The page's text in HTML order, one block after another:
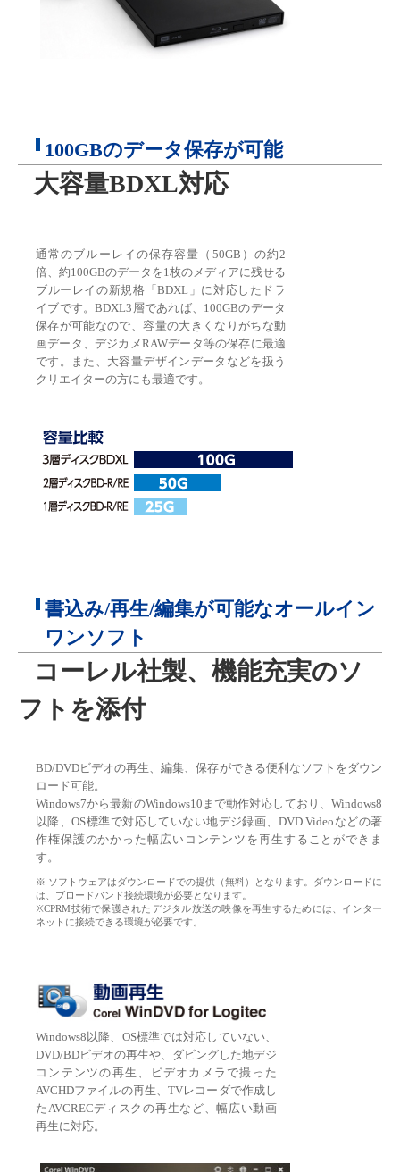
100GBのデータ保存が可能
大容量BDXL対応
通常のブルーレイの保存容量（50GB）の約2
倍、約100GBのデータを1枚のメディアに残せる
ブルーレイの新規格「BDXL」に対応したドラ
イブです。BDXL3層であれば、100GBのデータ
保存が可能なので、容量の大きくなりがちな動
画データ、デジカメRAWデータ等の保存に最適
です。また、大容量デザインデータなどを扱う
クリエイターの方にも最適です。
書込み/再生/編集が可能なオールイン
ワンソフト
コーレル社製、機能充実のソ
フトを添付
BD/DVDビデオの再生、編集、保存ができる便利なソフトをダウン
ロード可能。
Windows7から最新のWindows10まで動作対応しており、Windows8
以降、OS標準で対応していない地デジ録画、DVD Videoなどの著
作権保護のかかった幅広いコンテンツを再生することができま
す。
※ ソフトウェアはダウンロードでの提供（無料）となります。ダウンロードに
は、ブロードバンド接続環境が必要となります。
※CPRM技術で保護されたデジタル放送の映像を再生するためには、インター
ネットに接続できる環境が必要です。
Windows8以降、OS標準では対応していない、
DVD/BDビデオの再生や、ダビングした地デジ
コンテンツの再生、ビデオカメラで撮った
AVCHDファイルの再生、TVレコーダで作成し
たAVCRECディスクの再生など、幅広い動画
再生に対応。